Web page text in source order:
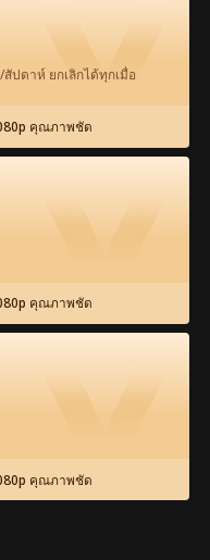
ทันที
ป
เต็มเรื่อง
20 21
ปดาห์ ยกเลิกได้ทุกเมื่อ
คุณภาพชัด
คุณภาพชัด
คุณภาพชัด